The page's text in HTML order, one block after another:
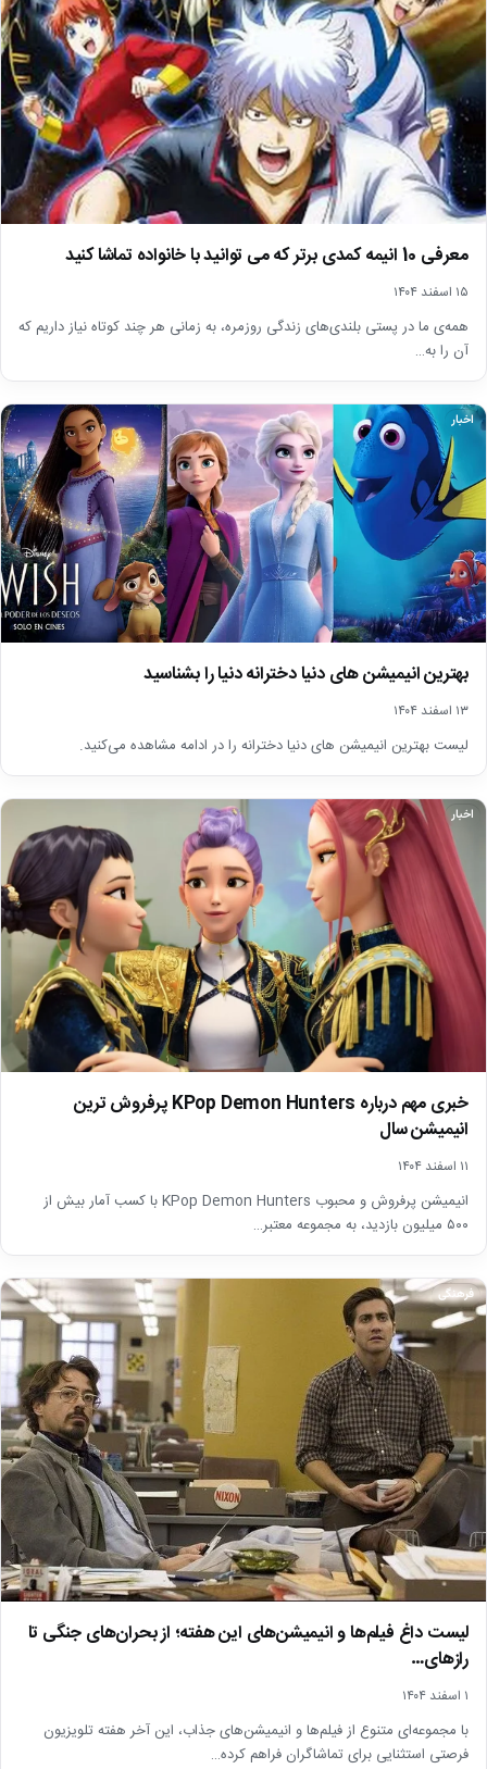
معرفی 10 انیمه کمدی برتر که می توانید با خانواده تماشا کنید
۱۵ اسفند ۱۴۰۴
همه‌ی ما در پستی بلندی‌های زندگی روزمره، به زمانی هر چند کوتاه نیاز داریم که
آن را به…
اخبار
بهترین انیمیشن های دنیا دخترانه دنیا را بشناسید
۱۳ اسفند ۱۴۰۴
لیست بهترین انیمیشن های دنیا دخترانه را در ادامه مشاهده می‌کنید.
اخبار
خبری مهم درباره KPop Demon Hunters پرفروش ترین
انیمیشن سال
۱۱ اسفند ۱۴۰۴
انیمیشن پرفروش و محبوب KPop Demon Hunters با کسب آمار بیش از
۵۰۰ میلیون بازدید، به مجموعه معتبر…
فرهنگی
لیست داغ فیلم‌ها و انیمیشن‌های این هفته؛ از بحران‌های جنگی تا
رازهای…
۱ اسفند ۱۴۰۴
با مجموعه‌ای متنوع از فیلم‌ها و انیمیشن‌های جذاب، این آخر هفته تلویزیون
فرصتی استثنایی برای تماشاگران فراهم کرده…